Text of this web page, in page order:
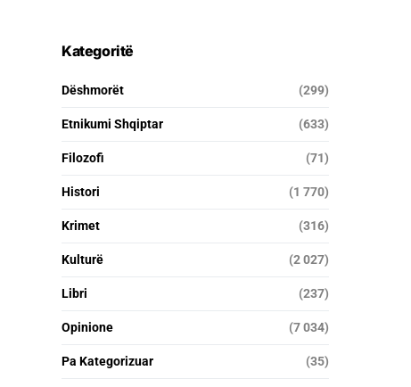
Kategoritë
Dëshmorët (299)
Etnikumi Shqiptar (633)
Filozofi (71)
Histori (1 770)
Krimet (316)
Kulturë (2 027)
Libri (237)
Opinione (7 034)
Pa Kategorizuar (35)